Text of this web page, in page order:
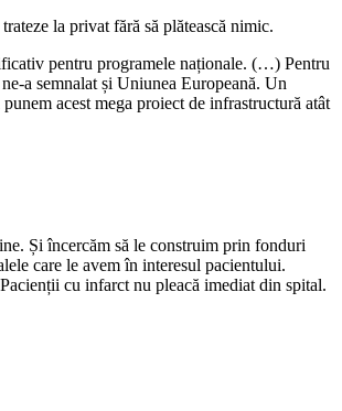
la privat fără să plătească nimic.
pentru programele naționale. (…) Pentru
a semnalat și Uniunea Europeană. Un
acest mega proiect de infrastructură atât
Și încercăm să le construim prin fonduri
care le avem în interesul pacientului.
cu infarct nu pleacă imediat din spital.